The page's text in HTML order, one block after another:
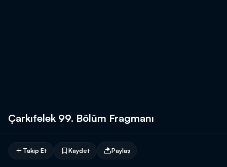
Çarkıfelek 99. Bölüm Fragmanı
Takip Et Kaydet Paylaş